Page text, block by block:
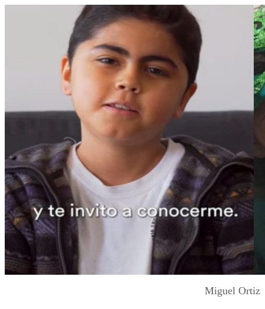
Miguel Ortiz